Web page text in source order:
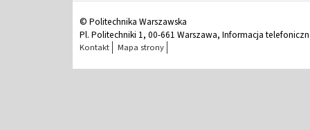
© Politechnika Warszawska
Pl. Politechniki 1, 00-661 Warszawa, Informacja
Kontakt Mapa strony